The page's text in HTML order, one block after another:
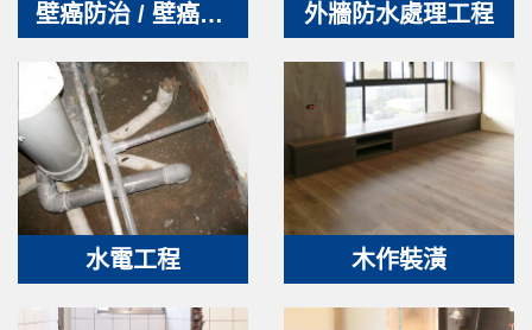
壁癌防治 / 壁癌處理 外牆防水處理工程
水電工程 木作裝潢